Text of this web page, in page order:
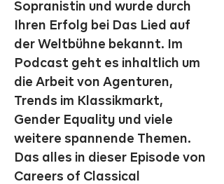
Sopranistin und wurde durch
Ihren Erfolg bei Das Lied auf
der Weltbühne bekannt. Im
Podcast geht es inhaltlich um
die Arbeit von Agenturen,
Trends im Klassikmarkt,
Gender Equality und viele
weitere spannende Themen.
Das alles in dieser Episode von
Careers of Classical